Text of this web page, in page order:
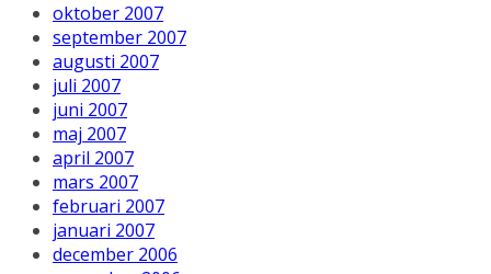
oktober 2007
september 2007
augusti 2007
juli 2007
juni 2007
maj 2007
april 2007
mars 2007
februari 2007
januari 2007
december 2006